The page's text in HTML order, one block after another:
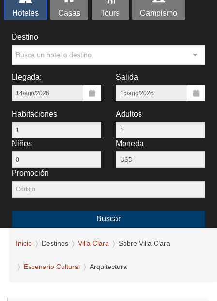
Hoteles Casas Tours Campismo
Destino
Busca un hotel o destino
Llegada: Salida:
Habitaciones Adultos
Niños Moneda
Promoción
Buscar
Inicio Destinos Villa Clara Sobre Villa Clara
Escenario Cultural Arquitectura